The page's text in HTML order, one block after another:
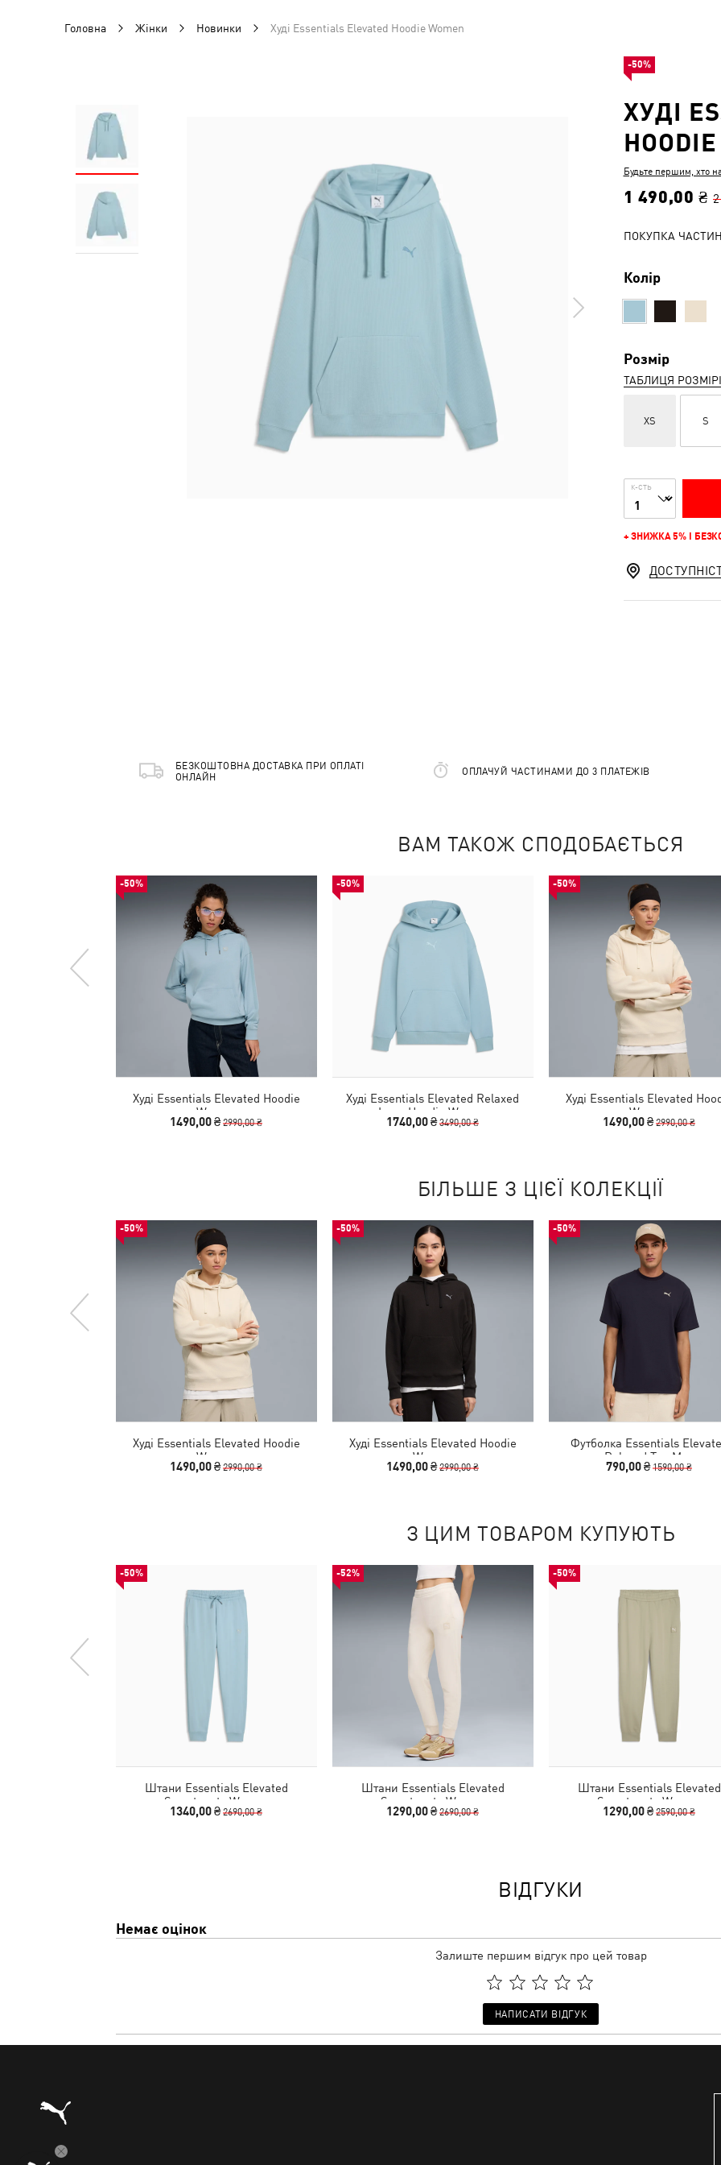
Головна Жінки Новинки Худі Essentials Elevated Hoodie Women
ХУДІ
Будьте першим, хто
1 490,00 ₴
ПОКУПКА
Колір
Розмір
ТАБЛИЦЯ
XS S
К-СТЬ
+ ЗНИЖКА 5% І
-50%
БЕЗКОШТОВНА ДОСТАВКА ПРИ ОПЛАТІ
ОНЛАЙН
ОПЛАЧУЙ ЧАСТИНАМИ ДО 3 ПЛАТЕЖІВ
ВАМ ТАКОЖ СПОДОБАЄТЬСЯ
-50%
Худі Essentials Elevated Hoodie
Women
1490,00 ₴2990,00 ₴
-50%
Худі Essentials Elevated Relaxed
Logo Hoodie Women
1740,00 ₴3490,00 ₴
-50%
Худі Essentials Elevated
Women
1490,00 ₴2990,00 ₴
БІЛЬШЕ З ЦІЄЇ КОЛЕКЦІЇ
-50%
Худі Essentials Elevated Hoodie
Women
1490,00 ₴2990,00 ₴
-50%
Худі Essentials Elevated Hoodie
Women
1490,00 ₴2990,00 ₴
-50%
Футболка Essentials
Relaxed Tee Men
790,00 ₴1590,00 ₴
З ЦИМ ТОВАРОМ КУПУЮТЬ
-50%
Штани Essentials Elevated
Sweatpants Women
1340,00 ₴2690,00 ₴
-52%
Штани Essentials Elevated
Sweatpants Women
1290,00 ₴2690,00 ₴
-50%
Штани Essentials Elevated
Sweatpants Women
1290,00 ₴2590,00 ₴
ВІДГУКИ
Немає оцінок
Залиште першим відгук про цей товар
НАПИСАТИ ВІДГУК